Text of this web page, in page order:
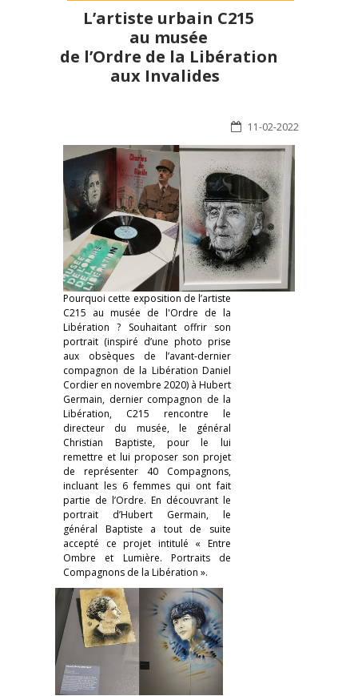
L’artiste urbain C215
au musée
de l’Ordre de la Libération
aux Invalides
11-02-2022
Pourquoi cette exposition de l’artiste
C215 au musée de l'Ordre de la
Libération ? Souhaitant offrir son
portrait (inspiré d’une photo prise
aux obsèques de l’avant-dernier
compagnon de la Libération Daniel
Cordier en novembre 2020) à Hubert
Germain, dernier compagnon de la
Libération, C215 rencontre le
directeur du musée, le général
Christian Baptiste, pour le lui
remettre et lui proposer son projet
de représenter 40 Compagnons,
incluant les 6 femmes qui ont fait
partie de l’Ordre. En découvrant le
portrait d’Hubert Germain, le
général Baptiste a tout de suite
accepté ce projet intitulé « Entre
Ombre et Lumière. Portraits de
Compagnons de la Libération ».